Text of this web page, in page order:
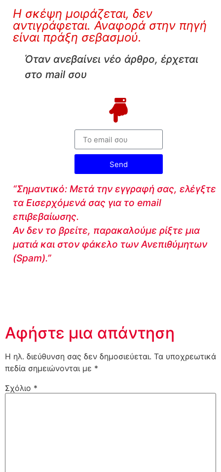
Η σκέψη μοιράζεται, δεν
αντιγράφεται. Αναφορά στην πηγή
είναι πράξη σεβασμού.
Όταν ανεβαίνει νέο άρθρο, έρχεται
στο mail σου
Send
“Σημαντικό: Μετά την εγγραφή σας, ελέγξτε
τα Εισερχόμενά σας για το email
επιβεβαίωσης.
Αν δεν το βρείτε, παρακαλούμε ρίξτε μια
ματιά και στον φάκελο των Ανεπιθύμητων
(Spam).”
Αφήστε μια απάντηση
Η ηλ. διεύθυνση σας δεν δημοσιεύεται. Τα υποχρεωτικά
πεδία σημειώνονται με *
Σχόλιο *